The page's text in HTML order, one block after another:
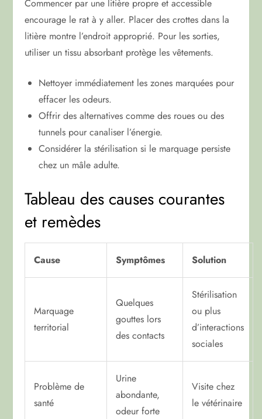
Commencer par une litière propre et accessible
encourage le rat à y aller. Placer des crottes dans la
litière montre l’endroit approprié. Pour les sorties,
utiliser un tissu absorbant protège les vêtements.
Nettoyer immédiatement les zones marquées pour
effacer les odeurs.
Offrir des alternatives comme des roues ou des
tunnels pour canaliser l’énergie.
Considérer la stérilisation si le marquage persiste
chez un mâle adulte.
Tableau des causes courantes
et remèdes
Cause Symptômes Solution
Marquage
territorial
Quelques
gouttes lors
des contacts
Stérilisation
ou plus
d’interactions
sociales
Problème de
santé
Urine
abondante,
odeur forte
Visite chez
le vétérinaire